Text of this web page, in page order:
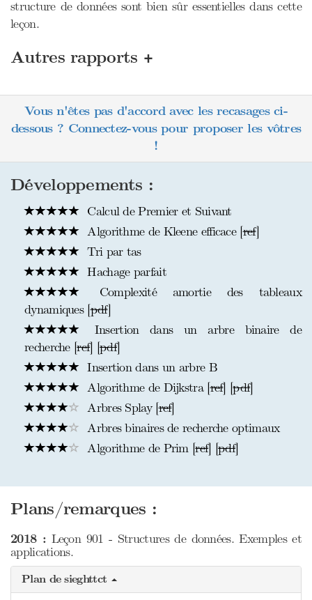
structure de données sont bien sûr essentielles dans cette
leçon.
Autres rapports +
Vous n'êtes pas d'accord avec les recasages ci-
dessous ? Connectez-vous pour proposer les vôtres
!
Développements :
Calcul de Premier et Suivant
Algorithme de Kleene efficace [ref]
Tri par tas
Hachage parfait
Complexité amortie des tableaux
dynamiques [pdf]
Insertion dans un arbre binaire de
recherche [ref] [pdf]
Insertion dans un arbre B
Algorithme de Dijkstra [ref] [pdf]
Arbres Splay [ref]
Arbres binaires de recherche optimaux
Algorithme de Prim [ref] [pdf]
Plans/remarques :
2018 : Leçon 901 - Structures de données. Exemples et
applications.
Plan de sieghttct